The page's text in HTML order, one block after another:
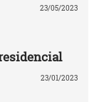
23/05/2023
23/01/2023